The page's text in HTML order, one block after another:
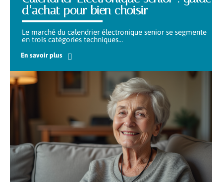
d’achat pour bien choisir
Le marché du calendrier électronique senior se segmente
en trois catégories techniques…
En savoir plus